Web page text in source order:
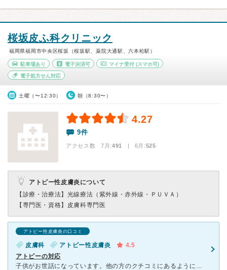
桜坂皮ふ科クリニック
福岡県福岡市中央区桜坂（桜坂駅、薬院大通駅、六本松駅）
駐車場あり 電子決済可 マイナ受付 (スマホ可)
電子処方せん対応
土曜（〜12:30） 朝（8:30〜）
4.27
9件
アクセス数 7月:491 | 6月:525
アトピー性皮膚炎について
【診療・治療法】 光線療法（紫外線・赤外線・ＰＵＶＡ）
【専門医・資格】 皮膚科専門医
アトピー性皮膚炎の口コミ
皮膚科 アトピー性皮膚炎
4.5
アトピーの対応
子供がお世話になっています。他の方のクチコミにあるように確かに、アトピー用の薬をたくさん処方する病院です。また、新しい薬に積極的にチャレンジする先生です。通院するたび子供の皮膚の経過を観察し状況を聞い